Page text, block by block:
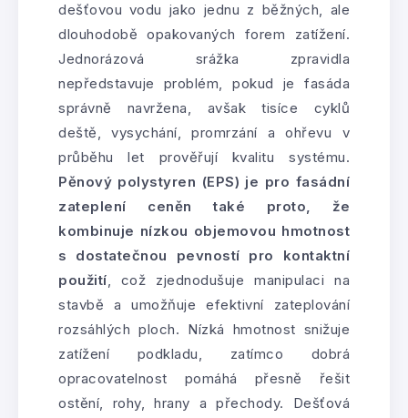
dešťovou vodu jako jednu z běžných, ale
dlouhodobě opakovaných forem zatížení.
Jednorázová srážka zpravidla
nepředstavuje problém, pokud je fasáda
správně navržena, avšak tisíce cyklů
deště, vysychání, promrzání a ohřevu v
průběhu let prověřují kvalitu systému.
Pěnový polystyren (EPS) je pro fasádní
zateplení ceněn také proto, že
kombinuje nízkou objemovou hmotnost
s dostatečnou pevností pro kontaktní
použití, což zjednodušuje manipulaci na
stavbě a umožňuje efektivní zateplování
rozsáhlých ploch. Nízká hmotnost snižuje
zatížení podkladu, zatímco dobrá
opracovatelnost pomáhá přesně řešit
ostění, rohy, hrany a přechody. Dešťová